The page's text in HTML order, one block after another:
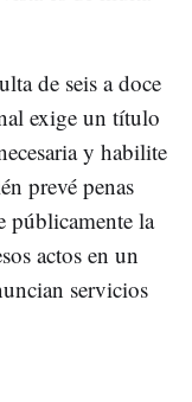
de seis a doce
exige un título
y habilite
prevé penas
públicamente la
actos en un
servicios